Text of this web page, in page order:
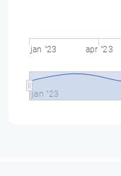
jan "23 apr "23
jan "23